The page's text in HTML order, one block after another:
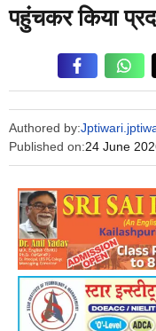
पहुंचकर किया
Authored by:
Published on:24 June